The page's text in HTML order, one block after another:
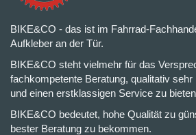
BIKE&CO - das ist im Fahrrad-
Aufkleber an der Tür.
BIKE&CO steht vielmehr für das
fachkompetente Beratung, qualitativ
und einen erstklassigen Service zu
BIKE&CO bedeutet, hohe Qualität zu
bester Beratung zu bekommen.